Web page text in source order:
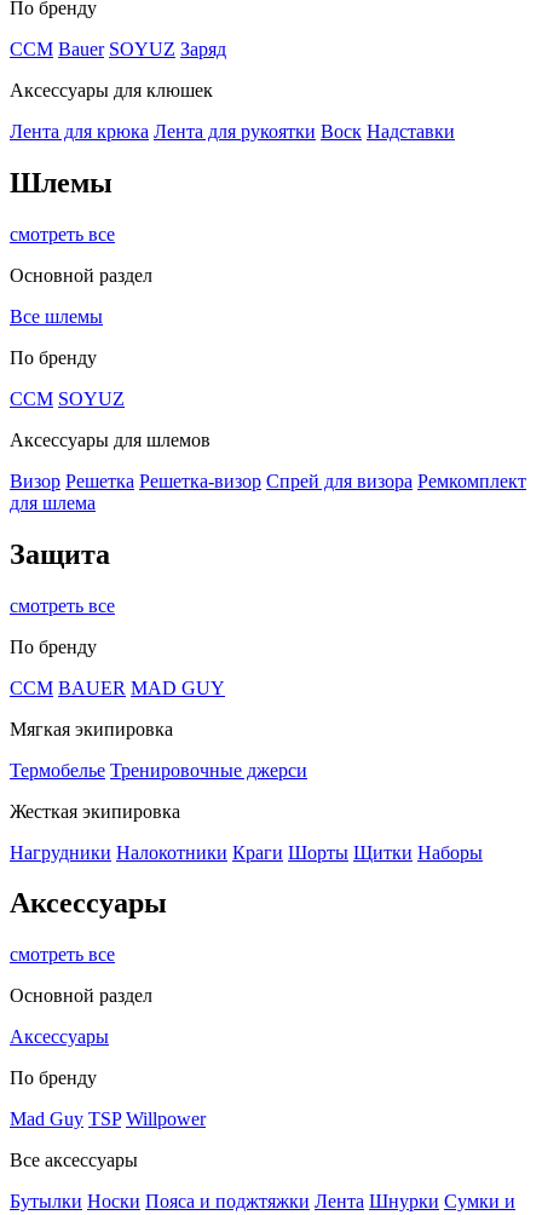
По бренду
CCM Bauer SOYUZ Заряд
Аксессуары для клюшек
Лента для крюка Лента для рукоятки Воск Надставки
Шлемы
смотреть все
Основной раздел
Все шлемы
По бренду
CCM SOYUZ
Аксессуары для шлемов
Визор Решетка Решетка-визор Спрей для визора Ремкомплект
для шлема
Защита
смотреть все
По бренду
CCM BAUER MAD GUY
Мягкая экипировка
Термобелье Тренировочные джерси
Жесткая экипировка
Нагрудники Налокотники Краги Шорты Щитки Наборы
Аксессуары
смотреть все
Основной раздел
Аксессуары
По бренду
Mad Guy TSP Willpower
Все аксессуары
Бутылки Носки Пояса и поджтяжки Лента Шнурки Сумки и